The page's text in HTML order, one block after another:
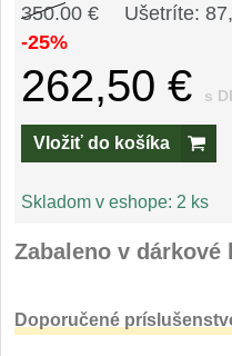
2
Taktické
Nože s pevnou
350.00 € Ušetríte:
-25%
262,50 € s
Vložiť do košíka
Skladom v eshope: 2 ks
Zabaleno v dárkové
Doporučené